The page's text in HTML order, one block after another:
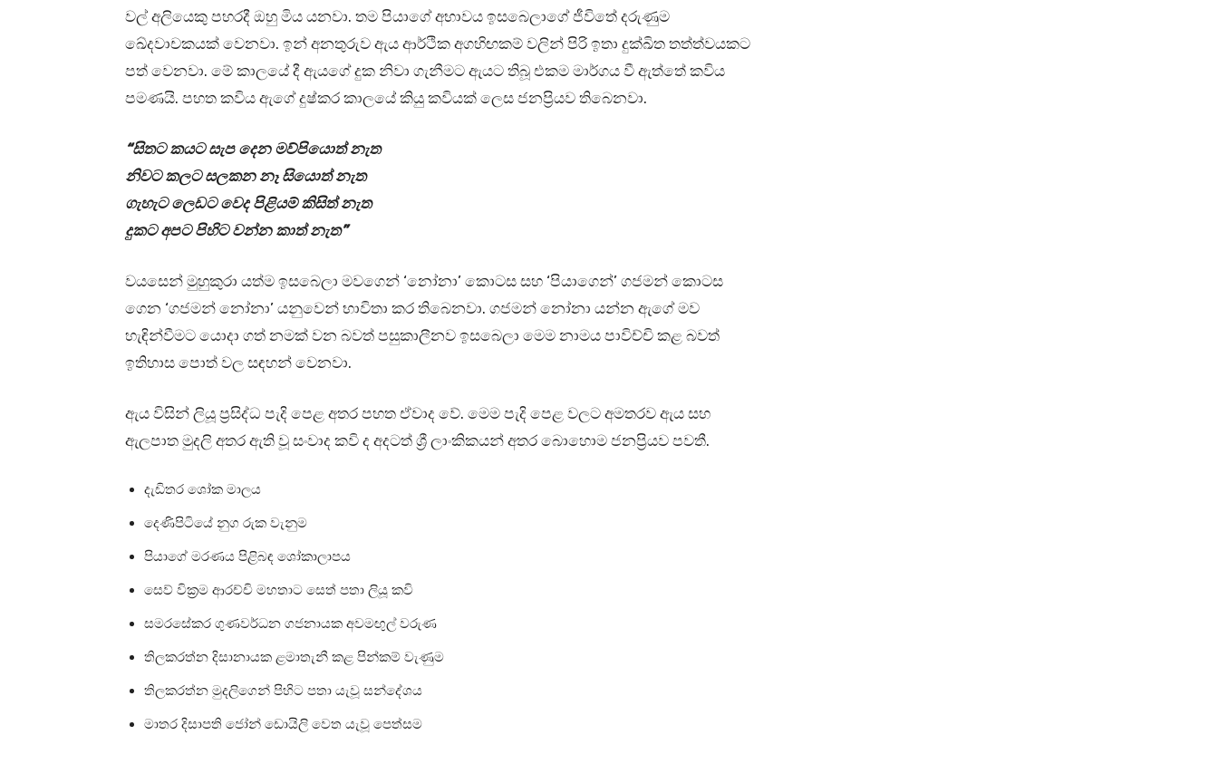
වල් අලියෙකු පහරදී ඔහු මිය යනවා. තම පියාගේ අභාවය ඉසබෙලාගේ ජීවිතේ දරුණුම
ඛේදවාචකයක් වෙනවා. ඉන් අනතුරුව ඇය ආර්ථික අගහිඟකම් වලින් පිරි ඉතා දුක්ඛිත තත්ත්වයකට
පත් වෙනවා. මේ කාලයේ දී ඇයගේ දුක නිවා ගැනීමට ඇයට තිබූ එකම මාර්ගය වී ඇත්තේ කවිය
පමණයි. පහත කවිය ඇගේ දුෂ්කර කාලයේ කියු කවියක් ලෙස ජනප්‍රියව තිබෙනවා.
“සිතට කයට සැප දෙන මව්පියොත් නැත
නිවට කලට සලකන නෑ සියොත් නැත
ගැහැට ලෙඩට වෙද පිළියම් කිසිත් නැත
දුකට අපට පිහිට වන්න කාත් නැත”
වයසෙන් මුහුකුරා යත්ම ඉසබෙලා මවගෙන් ‘නෝනා’ කොටස සහ ‘පියාගෙන්’ ගජමන් කොටස
ගෙන ‘ගජමන් නෝනා’ යනුවෙන් භාවිතා කර තිබෙනවා. ගජමන් නෝනා යන්න ඇගේ මව
හැඳින්වීමට යොදා ගත් නමක් වන බවත් පසුකාලීනව ඉසබෙලා මෙම නාමය පාවිච්චි කළ බවත්
ඉතිහාස පොත් වල සඳහන් වෙනවා.
ඇය විසින් ලියූ ප්‍රසිද්ධ පැදි පෙළ අතර පහත ඒවාද වේ. මෙම පැදි පෙළ වලට අමතරව ඇය සහ
ඇලපාත මුදලි අතර ඇති වූ සංවාද කවි ද අදටත් ශ්‍රී ලාංකිකයන් අතර බොහොම ජනප්‍රියව පවතී.
දැඩිතර ශෝක මාලය
දෙණිපිටියේ නුග රුක වැනුම
පියාගේ මරණය පිළිබඳ ශෝකාලාපය
සෙව් වික‍්‍රම ආරච්චි මහතාට සෙත් පතා ලියූ කවි
සමරසේකර ගුණවර්ධන ගජනායක අවමඟුල් වරුණ
තිලකරත්න දිසානායක ළමාතැනී කළ පින්කම් වැණුම
තිලකරත්න මුදලිගෙන් පිහිට පතා යැවූ සන්දේශය
මාතර දිසාපති ජෝන් ඩොයිලි වෙත යැවූ පෙත්සම